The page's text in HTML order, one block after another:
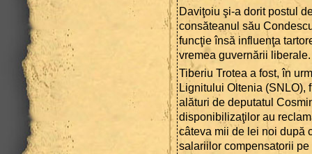
Daviţoiu şi-a dorit postul
consăteanul său
funcţie însă influenţa
vremea guvernării liberale.
Tiberiu Trotea a fost, în
Lignitului Oltenia (SNLO),
alături de deputatul
disponibilizaţilor au
câteva mii de lei noi după
salariilor compensatorii